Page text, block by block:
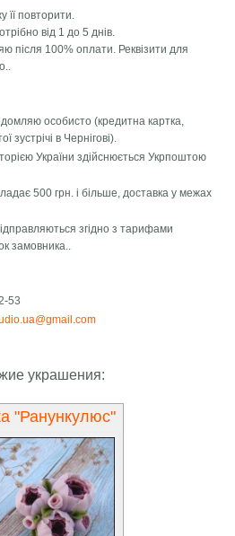
повторити.
від 1 до 5 днів.
після 100% оплати. Реквізити для
особисто (кредитна картка,
зустрічі в Чернігові).
України здійснюється Укрпоштою
500 грн. і більше, доставка у межах
згідно з тарифами
замовника..
53
украшения:
"Ранункулюс"